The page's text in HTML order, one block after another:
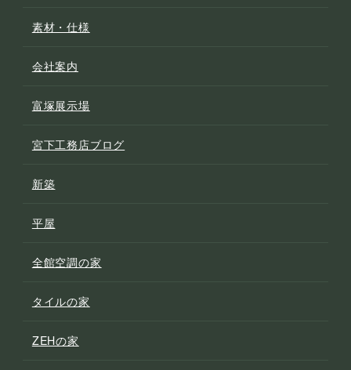
素材・仕様
会社案内
富塚展示場
宮下工務店ブログ
新築
平屋
全館空調の家
タイルの家
ZEHの家